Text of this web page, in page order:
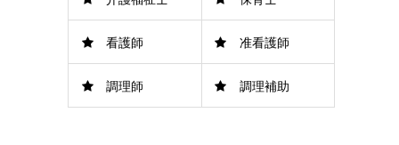
看護師 准看護師
調理師 調理補助